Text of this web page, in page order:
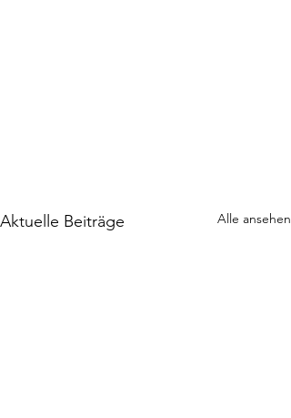
Aktuelle Beiträge Alle ansehen